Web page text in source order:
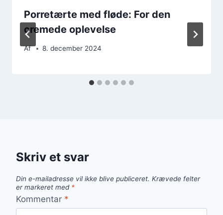
Porretærte med fløde: For den
cremede oplevelse
Af 8. december 2024
Skriv et svar
Din e-mailadresse vil ikke blive publiceret. Krævede felter
er markeret med *
Kommentar *